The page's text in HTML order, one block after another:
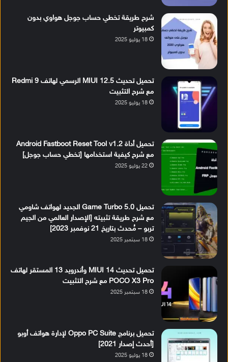
شرح طريقة تخطي حساب جوجل هواوي بدون
كمبيوتر
18 يوليو 2025
تحميل تحديث MIUI 12.5 الرسمي لهاتف Redmi 9
مع شرح التثبيت
18 يوليو 2025
تحميل أداة Android Fastboot Reset Tool v1.2
مع شرح كيفية استخدامها [تخطي حساب جوجل]
22 يوليو 2025
تحميل Game Turbo 5.0 الجديد لهواتف شاومي
مع شرح طريقة تثبيته [الإصدار العالمي من الجيم
تربو – مُحدث بتاريخ 21 نوفمبر 2023]
18 سبتمبر 2025
تحميل تحديث MIUI 14 وأندرويد 13 المستقر لهاتف
POCO X3 Pro مع شرح التثبيت
18 سبتمبر 2025
تحميل برنامج Oppo PC Suite لإدارة هواتف أوبو
[أحدث إصدار 2021]
18 يوليو 2025